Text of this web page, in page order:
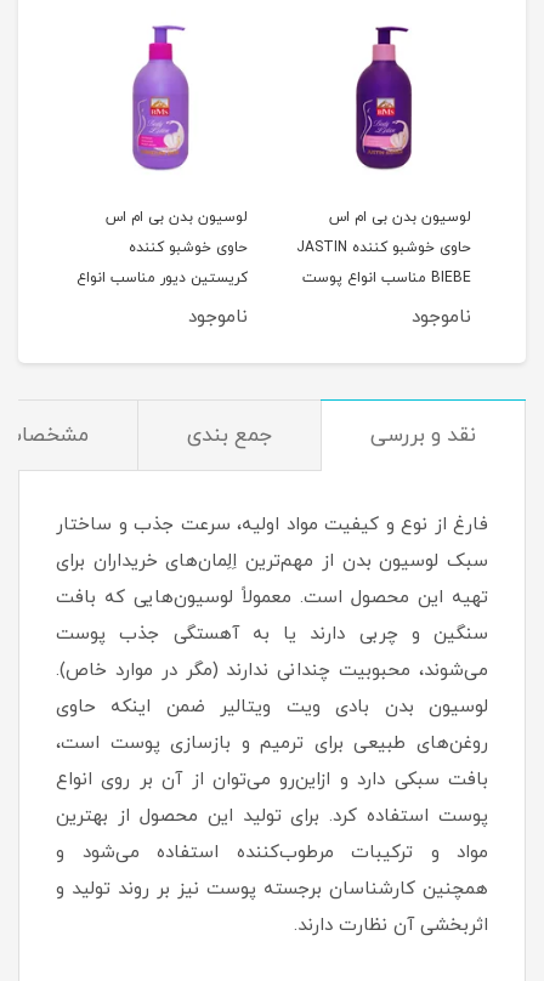
لوسیون بدن بی ام اس
حاوی خوشبو کننده JASTIN
BIEBE مناسب انواع پوست
حجم 300 میلی لیتر
ناموجود
لوسیون بدن بی ام اس
حاوی خوشبو کننده
کریستین دیور مناسب انواع
پوست حجم 300 میلی لیتر
ناموجود
نقد و بررسی جمع بندی مشخصات
فارغ از نوع و کیفیت مواد اولیه، سرعت جذب و ساختار
سبک لوسیون بدن از مهم‌ترین اِلِمان‌های خریداران برای
تهیه این محصول است. معمولاً لوسیون‌هایی که بافت
سنگین و چربی دارند یا به آهستگی جذب پوست
می‌شوند، محبوبیت چندانی ندارند (مگر در موارد خاص).
لوسیون بدن بادی ویت ویتالیر ضمن اینکه حاوی
روغن‌های طبیعی برای ترمیم و بازسازی پوست است،
بافت سبکی دارد و ازاین‌رو می‌توان از آن بر روی انواع
پوست استفاده کرد. برای تولید این محصول از بهترین
مواد و ترکیبات مرطوب‌کننده استفاده می‌شود و
همچنین کارشناسان برجسته پوست نیز بر روند تولید و
اثربخشی آن نظارت دارند.